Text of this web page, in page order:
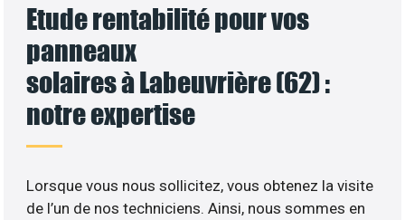
Etude rentabilité pour vos
panneaux
solaires à Labeuvrière (62) :
notre expertise
Lorsque vous nous sollicitez, vous obtenez la visite
de l’un de nos techniciens. Ainsi, nous sommes en